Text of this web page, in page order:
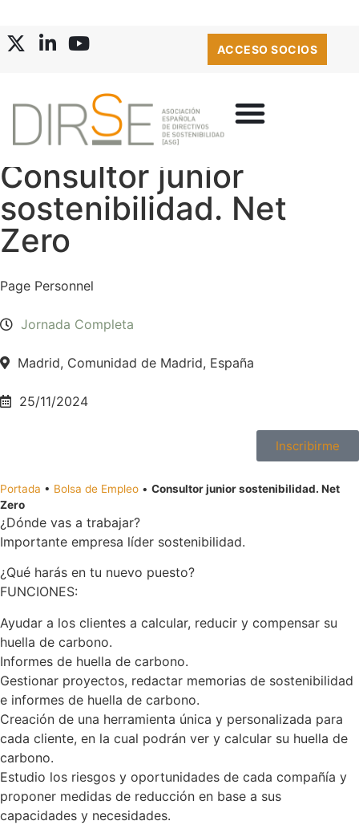
ACCESO SOCIOS
Consultor junior
sostenibilidad. Net
Zero
Page Personnel
Jornada Completa
Madrid, Comunidad de Madrid, España
25/11/2024
Inscribirme
Portada • Bolsa de Empleo • Consultor junior sostenibilidad. Net
Zero
¿Dónde vas a trabajar?
Importante empresa líder sostenibilidad.
¿Qué harás en tu nuevo puesto?
FUNCIONES:
Ayudar a los clientes a calcular, reducir y compensar su
huella de carbono.
Informes de huella de carbono.
Gestionar proyectos, redactar memorias de sostenibilidad
e informes de huella de carbono.
Creación de una herramienta única y personalizada para
cada cliente, en la cual podrán ver y calcular su huella de
carbono.
Estudio los riesgos y oportunidades de cada compañía y
proponer medidas de reducción en base a sus
capacidades y necesidades.